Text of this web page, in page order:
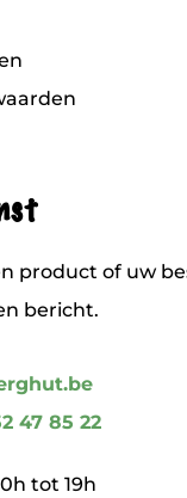
product of uw
bericht.
47 85 22
tot 19h